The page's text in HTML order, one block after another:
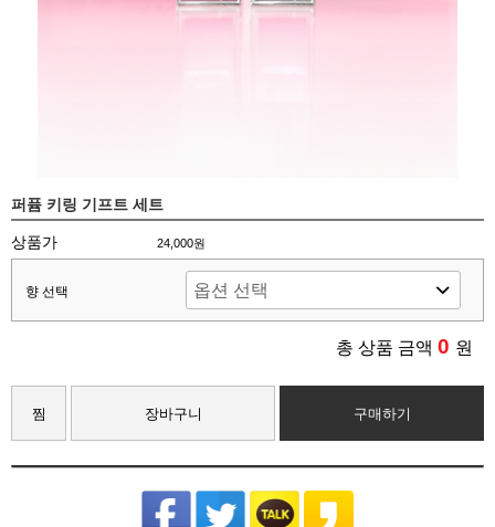
퍼퓸 키링 기프트 세트
상품가 24,000원
향 선택
총 상품 금액 0 원
찜 장바구니 구매하기